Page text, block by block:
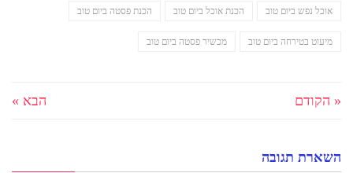
שאשתו עשתה אותו שליח,
אוכל נפש ביום טוב הכנת אוכל ביום טוב הכנת פסטה ביום טוב
מיעוט בטירחה ביום טוב מכשיר פסטה ביום טוב
« הקודם הבא »
השארת תגובה